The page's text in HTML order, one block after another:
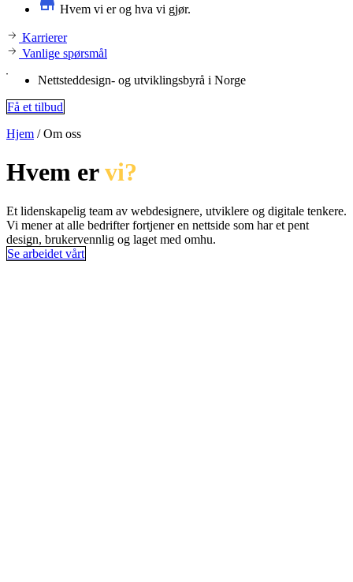
Hvem vi er og hva vi gjør.
Karrierer
Vanlige spørsmål
Nettsteddesign- og utviklingsbyrå i Norge
Få et tilbud
Hjem /Om oss
Hvem ervi?
Et lidenskapelig team av webdesignere, utviklere og digitale tenkere.
Vi mener at alle bedrifter fortjener en nettside som har et pent
design, brukervennlig og laget med omhu.
Se arbeidet vårt